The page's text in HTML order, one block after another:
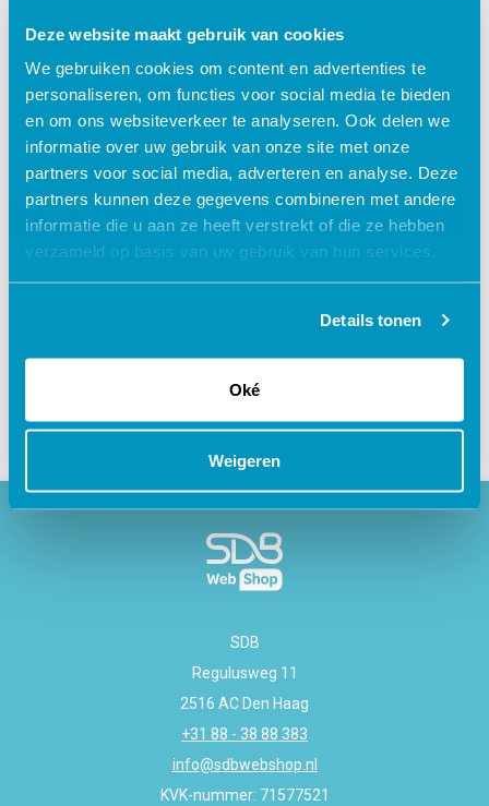
Deze website maakt gebruik van cookies
We gebruiken cookies om content en advertenties te
personaliseren, om functies voor social media te bieden
en om ons websiteverkeer te analyseren. Ook delen we
informatie over uw gebruik van onze site met onze
partners voor social media, adverteren en analyse. Deze
partners kunnen deze gegevens combineren met andere
informatie die u aan ze heeft verstrekt of die ze hebben
verzameld op basis van uw gebruik van hun services.
Details tonen
Oké
Weigeren
Praktijkgericht – ontwikkeld samen met
zorgprofessionals
Interactieve en aantrekkelijke leermethoden
24/7 toegang tot lesmateriaal
Accreditatiepunten worden automatisch
Gerelateerde cursussen
SDB
Regulusweg 11
2516 AC Den Haag
+31 88 - 38 88 383
info@sdbwebshop.nl
KVK-nummer: 71577521